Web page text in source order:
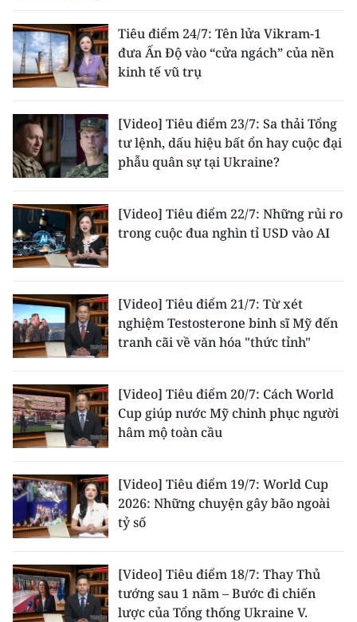
Tiêu điểm 24/7: Tên lửa Vikram-1
đưa Ấn Độ vào “cửa ngách” của nền
kinh tế vũ trụ
[Video] Tiêu điểm 23/7: Sa thải Tổng
tư lệnh, dấu hiệu bất ổn hay cuộc đại
phẫu quân sự tại Ukraine?
[Video] Tiêu điểm 22/7: Những rủi ro
trong cuộc đua nghìn tỉ USD vào AI
[Video] Tiêu điểm 21/7: Từ xét
nghiệm Testosterone binh sĩ Mỹ đến
tranh cãi về văn hóa "thức tỉnh"
[Video] Tiêu điểm 20/7: Cách World
Cup giúp nước Mỹ chinh phục người
hâm mộ toàn cầu
[Video] Tiêu điểm 19/7: World Cup
2026: Những chuyện gây bão ngoài
tỷ số
[Video] Tiêu điểm 18/7: Thay Thủ
tướng sau 1 năm – Bước đi chiến
lược của Tổng thống Ukraine V.